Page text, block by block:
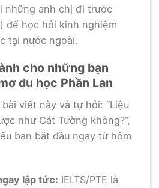
những anh chị đi trước
để học hỏi kinh nghiệm
tại nước ngoài.
cho những bạn
du học Phần Lan
viết này và tự hỏi: “Liệu
như Cát Tường không?”,
bạn bắt đầu ngay từ hôm
lập tức: IELTS/PTE là